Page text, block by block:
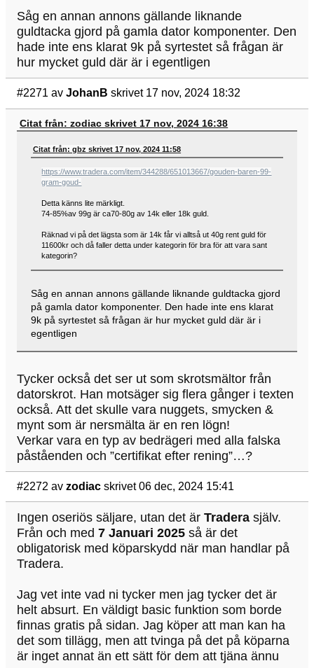
Såg en annan annons gällande liknande
guldtacka gjord på gamla dator komponenter. Den
hade inte ens klarat 9k på syrtestet så frågan är
hur mycket guld där är i egentligen
#2271 av JohanB skrivet 17 nov, 2024 18:32
Citat från: zodiac skrivet 17 nov, 2024 16:38
Citat från: gbz skrivet 17 nov, 2024 11:58
https://www.tradera.com/item/344288/651013667/gouden-baren-99-
gram-goud-
Detta känns lite märkligt.
74-85%av 99g är ca70-80g av 14k eller 18k guld.
Räknad vi på det lägsta som är 14k får vi alltså ut 40g rent guld för
11600kr och då faller detta under kategorin för bra för att vara sant
kategorin?
Såg en annan annons gällande liknande guldtacka gjord
på gamla dator komponenter. Den hade inte ens klarat
9k på syrtestet så frågan är hur mycket guld där är i
egentligen
Tycker också det ser ut som skrotsmältor från
datorskrot. Han motsäger sig flera gånger i texten
också. Att det skulle vara nuggets, smycken &
mynt som är nersmälta är en ren lögn!
Verkar vara en typ av bedrägeri med alla falska
påståenden och ”certifikat efter rening”…?
#2272 av zodiac skrivet 06 dec, 2024 15:41
Ingen oseriös säljare, utan det är Tradera själv.
Från och med 7 Januari 2025 så är det
obligatorisk med köparskydd när man handlar på
Tradera.
Jag vet inte vad ni tycker men jag tycker det är
helt absurt. En väldigt basic funktion som borde
finnas gratis på sidan. Jag köper att man kan ha
det som tillägg, men att tvinga på det på köparna
är inget annat än ett sätt för dem att tjäna ännu